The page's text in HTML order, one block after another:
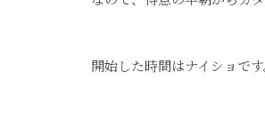
開始した時間はナイショで